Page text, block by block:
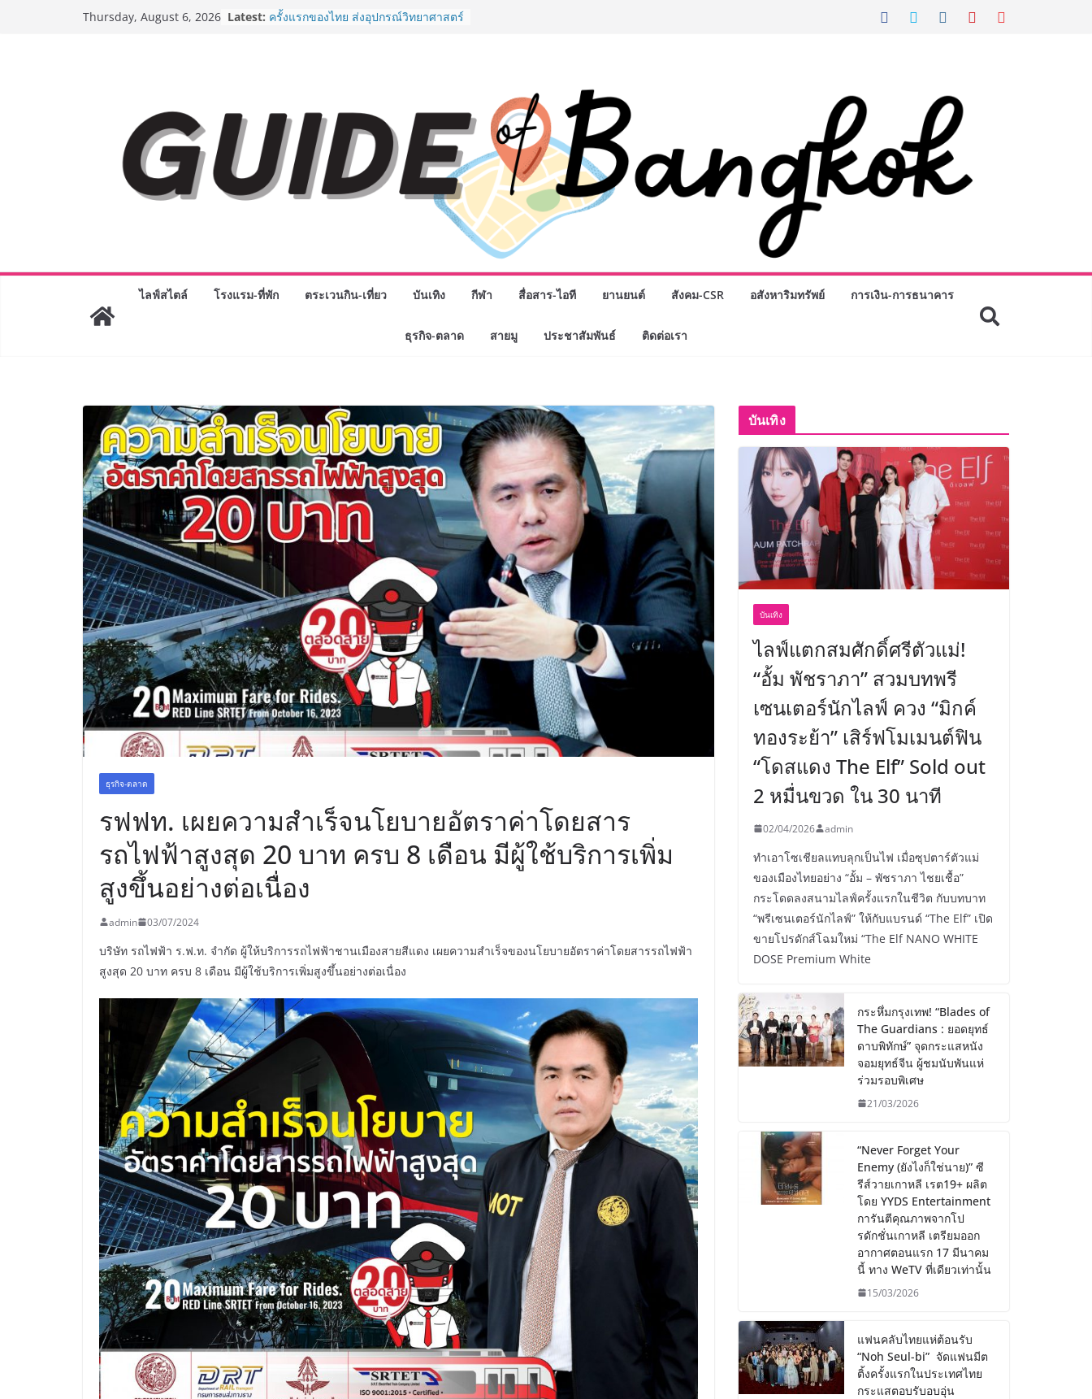
Thursday, August 6, 2026 Latest: “ตลาดดอกไม้สี่มุมเมือง” ศูนย์รวมดอกไม้
“CE-7 MATCH” ฝีมือคนไทย ร่วมภารกิจ
สำรวจดวงจันทร์ 24 สิงหาคมนี้
8.8 “ซูเลียน” รวมพลังนักธุรกิจทั่ว
ประเทศ จัดประชุมใหญ่แห่งปี พบ CEO
“ดร.ปิยะวัฒน์” ถ่ายทอดวิสัยทัศน์ธุรกิจ
พร้อมฟรีคอนเสิร์ต “โชค รถแห่” ยกวง
AirAsia X SEE FAH พันธมิตรทางธุรกิจ
BEDO เดินหน้าจัดกิจกรรมเจรจาธุรกิจ
“BIO TRADE CONNECT 2026” ยก
ไลฟ์สไตล์ โรงแรม-ที่พัก ตระเวนกิน-เที่ยว บันเทิง กีฬา สื่อสาร-ไอที ยานยนต์ สังคม-CSR อสังหาริมทรัพย์ การเงิน-การธนาคาร
ธุรกิจ-ตลาด สายมู ประชาสัมพันธ์ ติดต่อเรา
ธุรกิจ-ตลาด
รฟฟท. เผยความสำเร็จนโยบายอัตราค่าโดยสาร
รถไฟฟ้าสูงสุด 20 บาท ครบ 8 เดือน มีผู้ใช้บริการเพิ่ม
สูงขึ้นอย่างต่อเนื่อง
admin 03/07/2024
บริษัท รถไฟฟ้า ร.ฟ.ท. จำกัด ผู้ให้บริการรถไฟฟ้าชานเมืองสายสีแดง เผยความสำเร็จของนโยบายอัตราค่าโดยสารรถไฟฟ้า
สูงสุด 20 บาท ครบ 8 เดือน มีผู้ใช้บริการเพิ่มสูงขึ้นอย่างต่อเนื่อง
บันเทิง
บันเทิง
ไลฟ์แตกสมศักดิ์ศรีตัวแม่!
“อั้ม พัชราภา” สวมบทพรี
เซนเตอร์นักไลฟ์ ควง “มิกค์
ทองระย้า” เสิร์ฟโมเมนต์ฟิน
“โดสแดง The Elf” Sold out
2 หมื่นขวด ใน 30 นาที
02/04/2026 admin
ทำเอาโซเชียลแทบลุกเป็นไฟ เมื่อซุปตาร์ตัวแม่
ของเมืองไทยอย่าง “อั้ม – พัชราภา ไชยเชื้อ”
กระโดดลงสนามไลฟ์ครั้งแรกในชีวิต กับบทบาท
“พรีเซนเตอร์นักไลฟ์” ให้กับแบรนด์ “The Elf” เปิด
ขายโปรดักส์โฉมใหม่ “The Elf NANO WHITE
DOSE Premium White
กระหึ่มกรุงเทพ! “Blades of
The Guardians : ยอดยุทธ์
ดาบพิทักษ์” จุดกระแสหนัง
จอมยุทธ์จีน ผู้ชมนับพันแห่
ร่วมรอบพิเศษ
21/03/2026
“Never Forget Your
Enemy (ยังไงก็ใช่นาย)” ซี
รีส์วายเกาหลี เรต19+ ผลิต
โดย YYDS Entertainment
การันตีคุณภาพจากโป
รดักชั่นเกาหลี เตรียมออก
อากาศตอนแรก 17 มีนาคม
นี้ ทาง WeTV ที่เดียวเท่านั้น
15/03/2026
แฟนคลับไทยแห่ต้อนรับ
“Noh Seul-bi” จัดแฟนมีต
ติ้งครั้งแรกในประเทศไทย
กระแสตอบรับอบอุ่น